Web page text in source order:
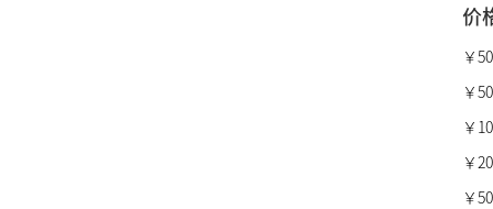
真
柏
宝
梵
昆仑
萧邦
价
￥
￥
￥
￥
￥